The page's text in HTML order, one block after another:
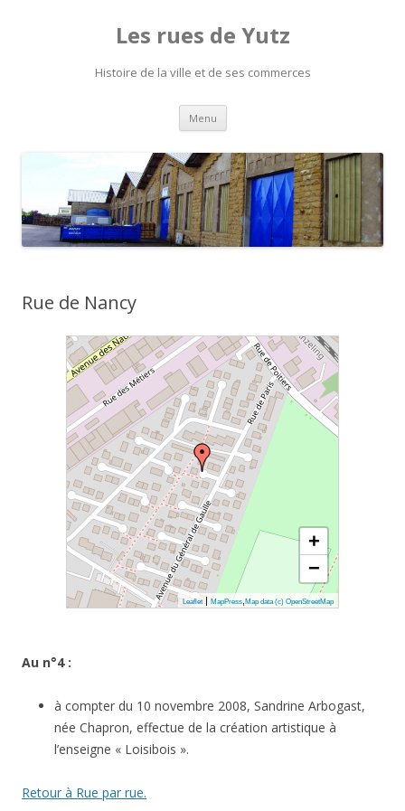
Les rues de Yutz
Histoire de la ville et de ses commerces
Menu Aller
contenu
Rue de Nancy
+
−
Leaflet MapPress Map data (c) OpenStreetMap
Au n°4 :
à compter du 10 novembre 2008, Sandrine Arbogast,
née Chapron, effectue de la création artistique à
l’enseigne « Loisibois ».
Retour à Rue par rue.